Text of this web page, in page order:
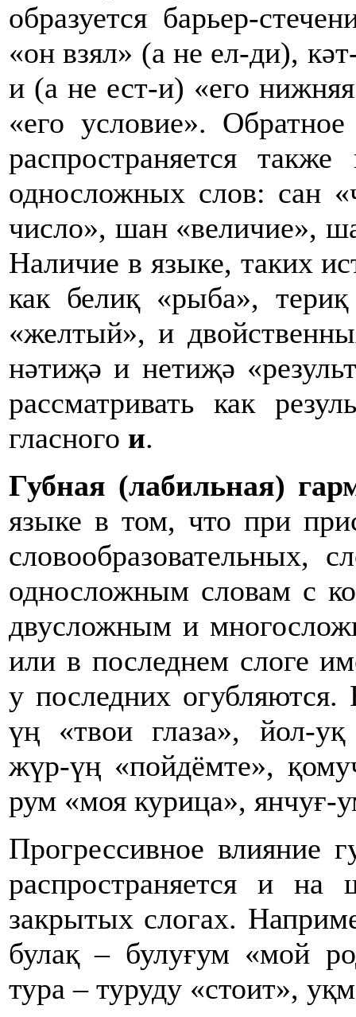
образуется барьер-
«он взял» (а не ел-ди),
и (а не ест-и) «его
«его условие».
распространяется
односложных слов: сан
число», шан «величие»,
Наличие в языке, таких
как белиқ «рыба»,
«желтый», и
нәтиҗә и нетиҗә
рассматривать как
гласного и.
Губная (лабильная)
языке в том, что при
словообразовательных,
односложным словам с
двусложным и
или в последнем слоге
у последних
үң «твои глаза», йол-уқ
жүр-үң «пойдёмте»,
рум «моя курица», янчуғ-
Прогрессивное влияние
распространяется и
закрытых слогах.
булақ – булуғум «мой
тура – туруду «стоит»,